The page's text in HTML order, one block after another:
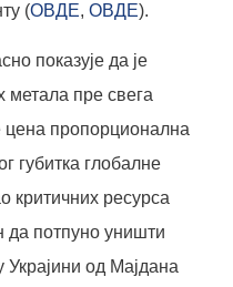
(ОВДЕ, ОВДЕ).
показује да је
метала пре свега
цена пропорционална
губитка глобалне
критичних ресурса
да потпуно уништи
Украјини од Мајдана